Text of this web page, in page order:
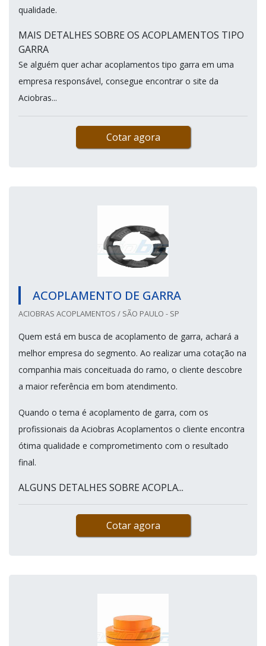
qualidade.
MAIS DETALHES SOBRE OS ACOPLAMENTOS TIPO
GARRA
Se alguém quer achar acoplamentos tipo garra em uma
empresa responsável, consegue encontrar o site da
Aciobras...
Cotar agora
ACOPLAMENTO DE GARRA
ACIOBRAS ACOPLAMENTOS / SÃO PAULO - SP
Quem está em busca de acoplamento de garra, achará a
melhor empresa do segmento. Ao realizar uma cotação na
companhia mais conceituada do ramo, o cliente descobre
a maior referência em bom atendimento.
Quando o tema é acoplamento de garra, com os
profissionais da Aciobras Acoplamentos o cliente encontra
ótima qualidade e comprometimento com o resultado
final.
ALGUNS DETALHES SOBRE ACOPLA...
Cotar agora